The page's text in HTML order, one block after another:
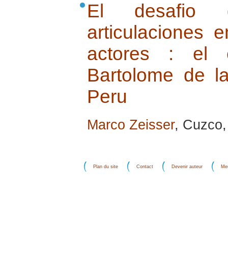
El desafio
articulaciones
actores : el
Bartolome de
Peru
Marco Zeisser,
Plan du site Contact Devenir auteur